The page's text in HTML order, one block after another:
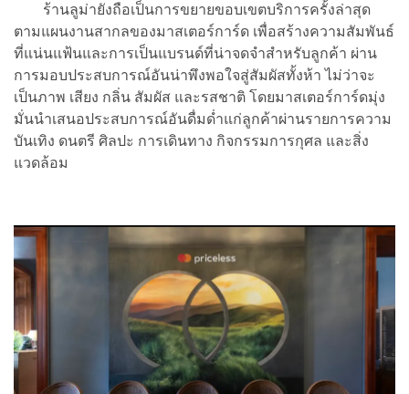
ร้านลูม่ายังถือเป็นการขยายขอบเขตบริการครั้งล่าสุด
ตามแผนงานสากลของมาสเตอร์การ์ด เพื่อสร้างความสัมพันธ์
ที่แน่นแฟ้นและการเป็นแบรนด์ที่น่าจดจำสำหรับลูกค้า ผ่าน
การมอบประสบการณ์อันน่าพึงพอใจสู่สัมผัสทั้งห้า ไม่ว่าจะ
เป็นภาพ เสียง กลิ่น สัมผัส และรสชาติ โดยมาสเตอร์การ์ดมุ่ง
มั่นนำเสนอประสบการณ์อันดื่มด่ำแก่ลูกค้าผ่านรายการความ
บันเทิง ดนตรี ศิลปะ การเดินทาง กิจกรรมการกุศล และสิ่ง
แวดล้อม